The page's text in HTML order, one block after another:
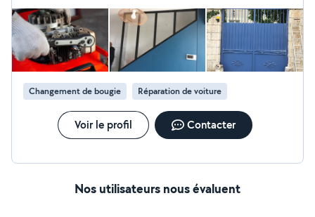
Changement de bougie Réparation de voiture
Voir le profil Contacter
Nos utilisateurs nous évaluent